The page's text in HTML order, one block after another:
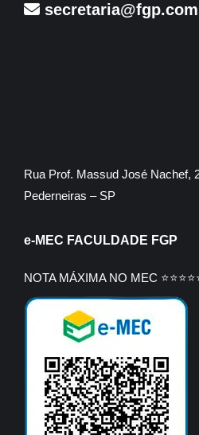
Rua Prof. Massud José Nachef,
Pederneiras – SP
e-MEC FACULDADE FGP
NOTA MÁXIMA NO MEC